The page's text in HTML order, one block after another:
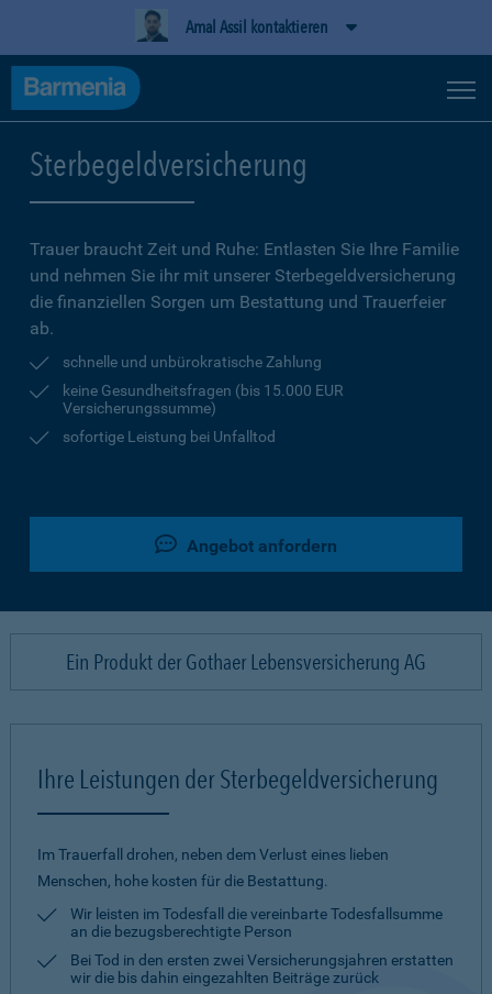
Amal Assil kontaktieren
Sterbegeldversicherung
Trauer braucht Zeit und Ruhe: Entlasten Sie Ihre Familie
und nehmen Sie ihr mit unserer Sterbegeldversicherung
die finanziellen Sorgen um Bestattung und Trauerfeier
ab.
schnelle und unbürokratische Zahlung
keine Gesundheitsfragen (bis 15.000 EUR
Versicherungssumme)
sofortige Leistung bei Unfalltod
Angebot anfordern
Ein Produkt der Gothaer Lebensversicherung AG
Ihre Leistungen der Sterbegeldversicherung
Im Trauerfall drohen, neben dem Verlust eines lieben
Menschen, hohe kosten für die Bestattung.
Wir leisten im Todesfall die vereinbarte Todesfallsumme
an die bezugsberechtigte Person
Bei Tod in den ersten zwei Versicherungsjahren erstatten
wir die bis dahin eingezahlten Beiträge zurück